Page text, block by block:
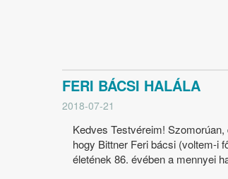
FERI BÁCSI HALÁLA
2018-07-21
Kedves Testvéreim!
hogy Bittner Feri bácsi (voltem-i
életének 86. évében a mennyei